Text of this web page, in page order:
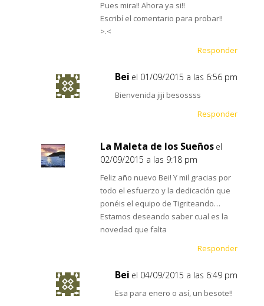
Pues mira!! Ahora ya si!!
Escribí el comentario para probar!!
>.<
Responder
Bei el 01/09/2015 a las 6:56 pm
Bienvenida jiji besossss
Responder
La Maleta de los Sueños el
02/09/2015 a las 9:18 pm
Feliz año nuevo Bei! Y mil gracias por
todo el esfuerzo y la dedicación que
ponéis el equipo de Tigriteando…
Estamos deseando saber cual es la
novedad que falta
Responder
Bei el 04/09/2015 a las 6:49 pm
Esa para enero o así, un besote!!